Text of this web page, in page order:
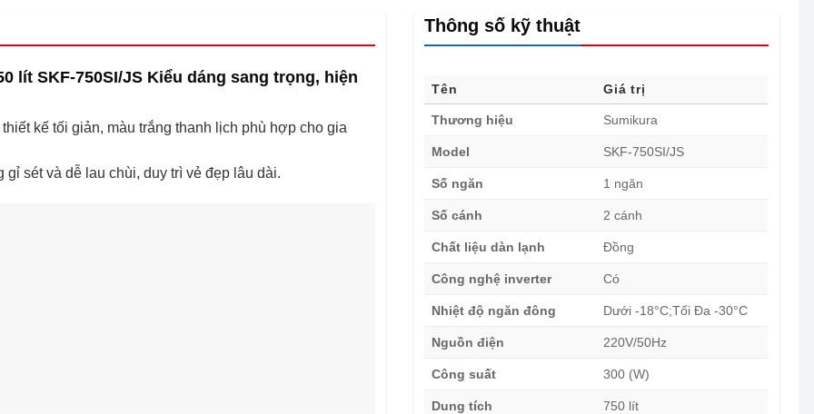
lít SKF-750SI/JS Kiểu dáng sang trọng, hiện
kế tối giản, màu trắng thanh lịch phù hợp cho gia
sét và dễ lau chùi, duy trì vẻ đẹp lâu dài.
Thông số kỹ thuật
Tên Giá trị
Thương hiệu Sumikura
Model SKF-750SI/JS
Số ngăn 1 ngăn
Số cánh 2 cánh
Chất liệu dàn lạnh Đồng
Công nghệ inverter Có
Nhiệt độ ngăn đông Dưới -18°C;Tối Đa -30°C
Nguồn điện 220V/50Hz
Công suất 300 (W)
Dung tích 750 lít